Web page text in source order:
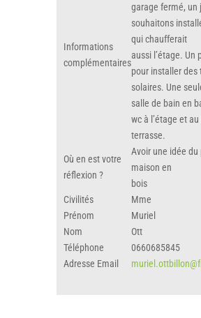
Informations
complémentaires
garage fermé, un
souhaitons
qui chaufferait
aussi l’étage. Un
pour installer des
solaires. Une
salle de bain en
wc à l’étage et au
terrasse.
Où en est votre
réflexion ?
Avoir une idée du
maison en
bois
Civilités
Mme
Prénom
Muriel
Nom
Ott
Téléphone
0660685845
Adresse Email